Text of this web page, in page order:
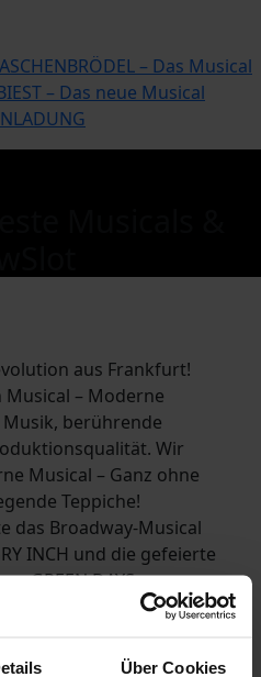
Über Cookies
– Das Musical
– Das neue Musical
aus Frankfurt!
Musical – Moderne
berührende
Wir
Musical – Ganz ohne
Teppiche!
das Broadway-Musical
INCH und die gefeierte
GREEN DAYS
präsentiert
und bringt